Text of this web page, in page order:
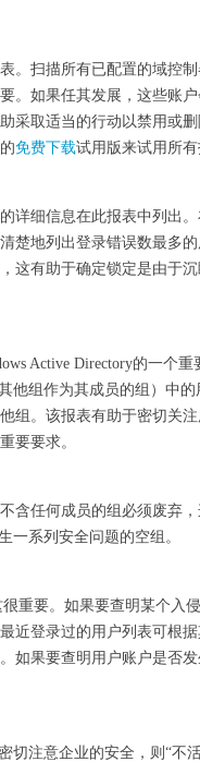
。扫描所有已配置的域控
。如果任其发展，这些账
采取适当的行动以禁用或
免费下载试用版来试用所有
详细信息在此报表中列出
楚地列出登录错误数最多
这有助于确定锁定是由于
Active Directory的一个
他组作为其成员的组）中
组。该报表有助于密切关
要要求。
任何成员的组必须废弃，
一系列安全问题的空组。
重要。如果要查明某个入
近登录过的用户列表可根
如果要查明用户账户是否发
注意企业的安全，则“不